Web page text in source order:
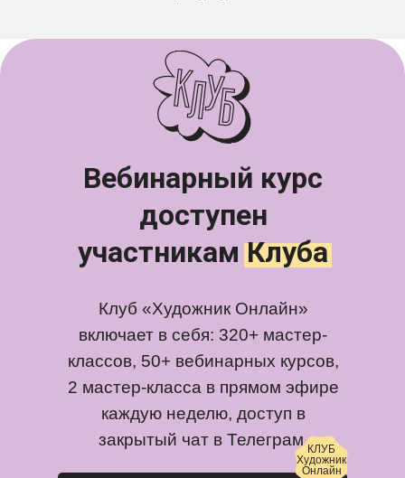
Вебинарный курс
доступен
участникам Клуба
Клуб «Художник Онлайн»
включает в себя: 320+ мастер-
классов, 50+ вебинарных курсов,
2 мастер-класса в прямом эфире
каждую неделю, доступ в
закрытый чат в Телеграм.КЛУБ
Художник
Онлайн